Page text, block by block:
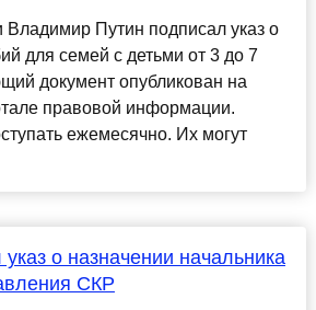
Владимир Путин подписал указ о
для семей с детьми от 3 до 7
документ опубликован на
правовой информации.
ежемесячно. Их могут
о назначении начальника
СКР